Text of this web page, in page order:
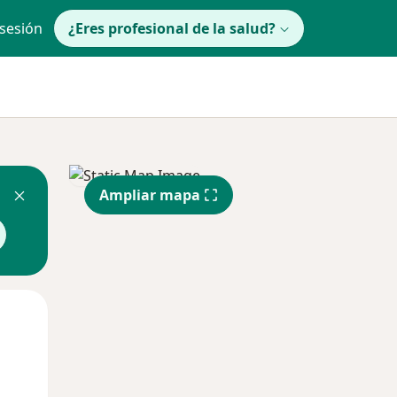
¿Eres profesional de la salud?
Ampliar mapa